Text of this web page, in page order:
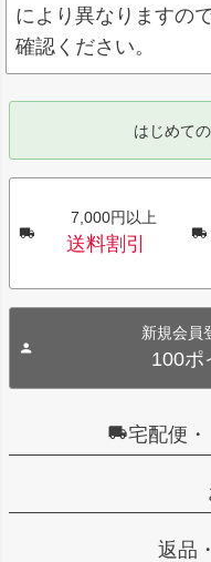
により異なりますの
確認ください。
はじめて
7,000円以上
送料割引
新規会員
100ポ
宅配便
返品